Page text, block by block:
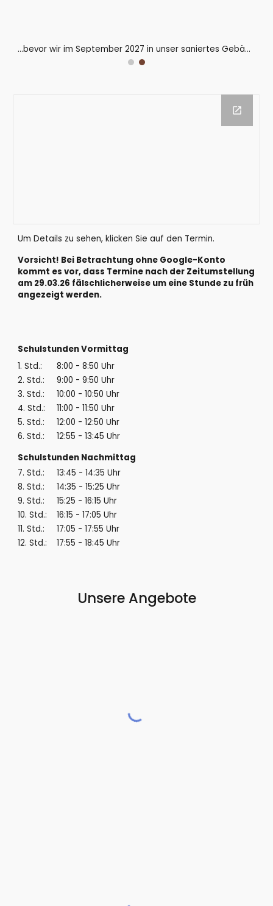
...bevor wir im September 2027 in unser saniertes Gebäude zurückkehren.
Um Details zu sehen, klicken Sie auf den Termin.
Vorsicht! Bei Betrachtung ohne Google-Konto
kommt es vor, dass Termine nach der Zeitumstellung
am 29.03.26 fälschlicherweise um eine Stunde zu früh
angezeigt werden.
Schulstunden Vormittag
1. Std.:
8:00 - 8:50 Uhr
2. Std.:
9:00 - 9:50 Uhr
3. Std.:
10:00 - 10:50 Uhr
4. Std.:
11:00 - 11:50 Uhr
5. Std.:
12:00 - 12:50 Uhr
6. Std.:
12:55 - 13:45 Uhr
Schulstunden Nachmittag
7. Std.:
13:45 - 14:35 Uhr
8. Std.:
14:35 - 15:25 Uhr
9. Std.:
15:25 - 16:15 Uhr
10. Std.:
16:15 - 17:05 Uhr
11. Std.:
17:05 - 17:55 Uhr
12. Std.:
17:55 - 18:45 Uhr
Unsere Angebote